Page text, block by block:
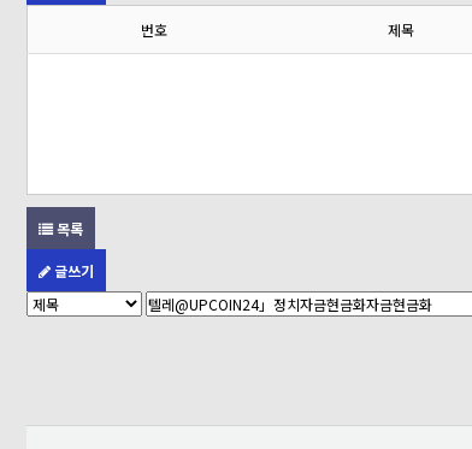
번호 제목
목록
글쓰기